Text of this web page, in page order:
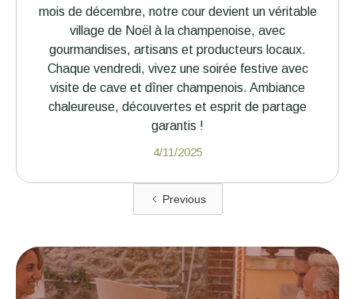
mois de décembre, notre cour devient un véritable
village de Noël à la champenoise, avec
gourmandises, artisans et producteurs locaux.
Chaque vendredi, vivez une soirée festive avec
visite de cave et dîner champenois. Ambiance
chaleureuse, découvertes et esprit de partage
garantis !
4/11/2025
Previous